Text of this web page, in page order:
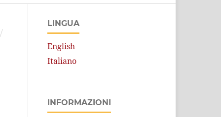
/
LINGUA
English
Italiano
INFORMAZIONI